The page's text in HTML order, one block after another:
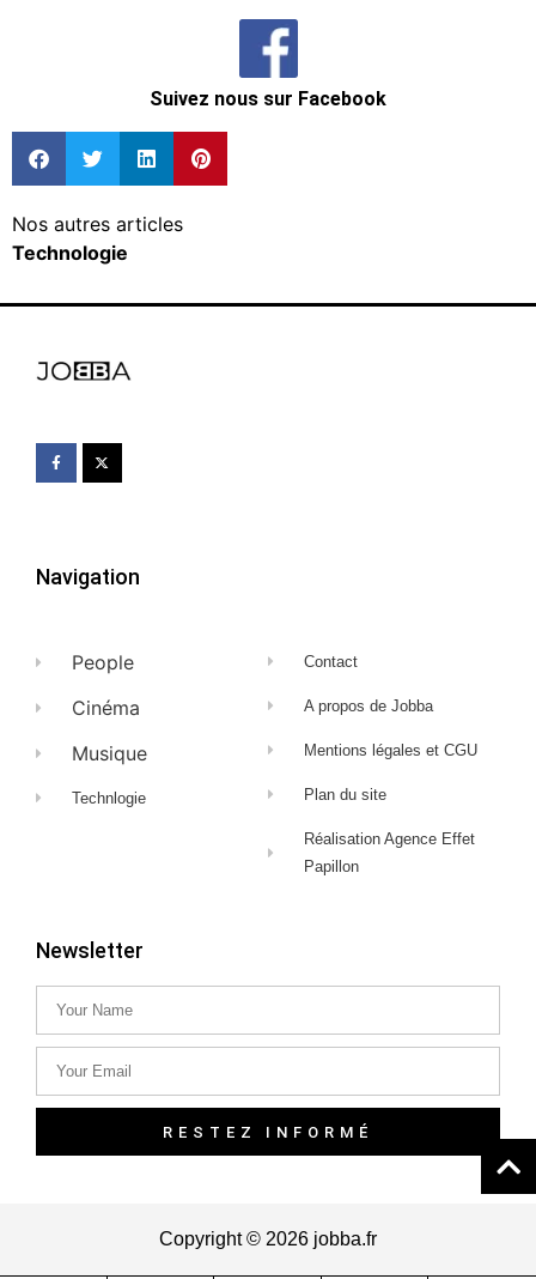
Suivez nous sur Facebook
Nos autres articles
Technologie
Navigation
People
Cinéma
Musique
Technlogie
Contact
A propos de Jobba
Mentions légales et CGU
Plan du site
Réalisation Agence Effet
Papillon
Newsletter
RESTEZ INFORMÉ
Copyright © 2026 jobba.fr